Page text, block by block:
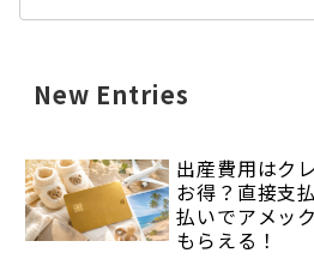
New Entries
出産費用はク
お得？直接支
払いでアメッ
もらえる！